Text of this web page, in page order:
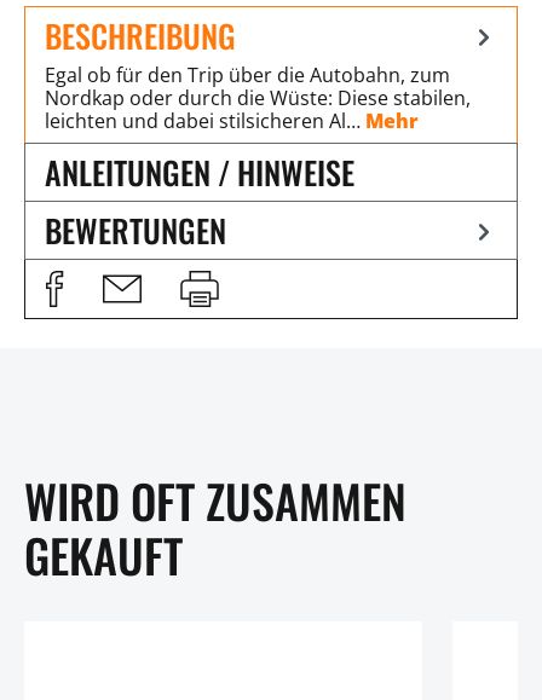
BESCHREIBUNG
Egal ob für den Trip über die Autobahn, zum
Nordkap oder durch die Wüste: Diese stabilen,
leichten und dabei stilsicheren Al… Mehr
ANLEITUNGEN / HINWEISE
BEWERTUNGEN
WIRD OFT ZUSAMMEN
GEKAUFT